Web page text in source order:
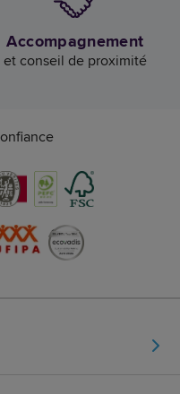
Accompagnement
et conseil de proximité